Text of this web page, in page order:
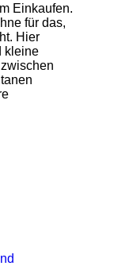
Einkaufen.
für das,
Hier
kleine